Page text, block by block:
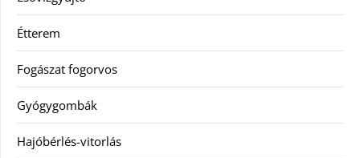
Étterem
Fogászat fogorvos
Gyógygombák
Hajóbérlés-vitorlás